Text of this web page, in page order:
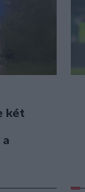
két